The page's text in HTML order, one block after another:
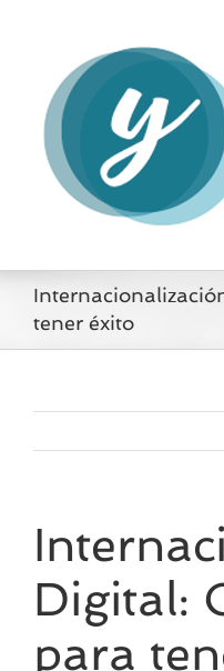
contenido
tener éxito
Digital:
para